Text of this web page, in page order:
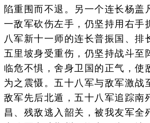
陷重围而不退。另一个连长杨盖
一敌军砍伤左手，仍坚持用右手
八军新十一师的连长普振国、排
五里坡身受重伤，仍坚持战斗至
临危不惧，舍身卫国的正气，使
为之震慑。五十八军与敌军激战
敌军先后北遁，五十八军追踪南
昌、残敌逃入韶关，被我友军全